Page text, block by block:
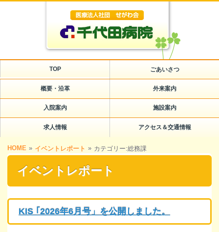
TOP ごあいさつ
概要・沿革 外来案内
入院案内 施設案内
求人情報 アクセス＆交通情報
HOME » イベントレポート » カテゴリー:総務課
イベントレポート
KIS ｢2026年6月号」を公開しました。